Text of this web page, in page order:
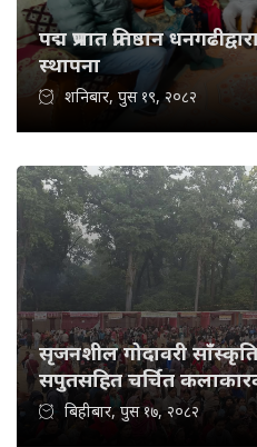
पद्म प्रभात प्रतिष्ठान
स्थापना
शनिबार, पुस १९, २०८२
सृजनशील गोदावरी
सपुतसहित चर्चित
बिहीबार, पुस १७, २०८२